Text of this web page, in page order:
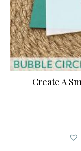
Create A